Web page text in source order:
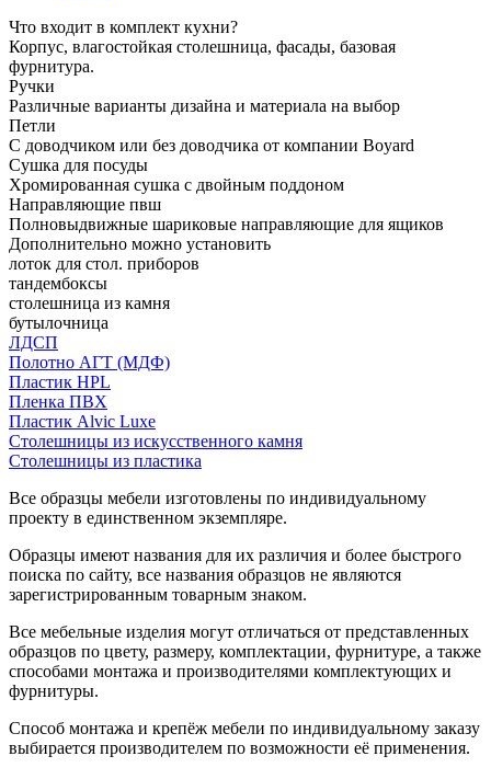
Что входит в комплект кухни?
Корпус, влагостойкая столешница, фасады, базовая
фурнитура.
Ручки
Различные варианты дизайна и материала на выбор
Петли
С доводчиком или без доводчика от компании Boyard
Сушка для посуды
Хромированная сушка с двойным поддоном
Направляющие пвш
Полновыдвижные шариковые направляющие для ящиков
Дополнительно можно установить
лоток для стол. приборов
тандембоксы
столешница из камня
бутылочница
ЛДСП
Полотно АГТ (МДФ)
Пластик HPL
Пленка ПВХ
Пластик Alvic Luxe
Столешницы из искусственного камня
Столешницы из пластика
Все образцы мебели изготовлены по индивидуальному
проекту в единственном экземпляре.
Образцы имеют названия для их различия и более быстрого
поиска по сайту, все названия образцов не являются
зарегистрированным товарным знаком.
Все мебельные изделия могут отличаться от представленных
образцов по цвету, размеру, комплектации, фурнитуре, а также
способами монтажа и производителями комплектующих и
фурнитуры.
Способ монтажа и крепёж мебели по индивидуальному заказу
выбирается производителем по возможности её применения.